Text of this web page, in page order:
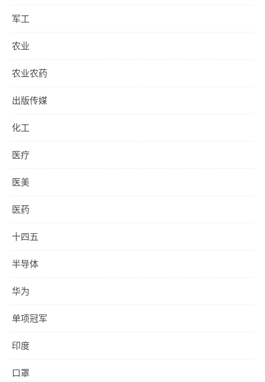
军工
农业
农业农药
出版传媒
化工
医疗
医美
医药
十四五
半导体
华为
单项冠军
印度
口罩